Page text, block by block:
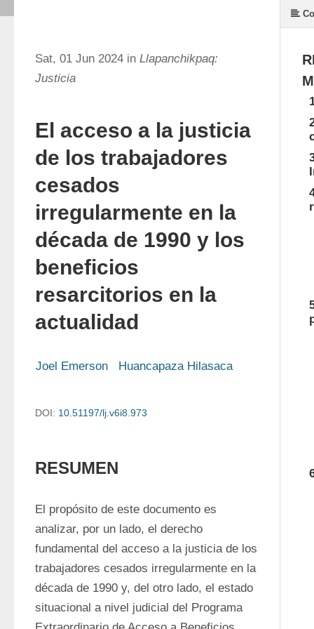
Sat, 01 Jun 2024 in Llapanchikpaq:
Justicia
El acceso a la justicia
de los trabajadores
cesados
irregularmente en la
década de 1990 y los
beneficios
resarcitorios en la
actualidad
Joel Emerson   Huancapaza Hilasaca
DOI: 10.51197/lj.v6i8.973
RESUMEN
El propósito de este documento es
analizar, por un lado, el derecho
fundamental del acceso a la justicia de los
trabajadores cesados irregularmente en la
década de 1990 y, del otro lado, el estado
situacional a nivel judicial del Programa